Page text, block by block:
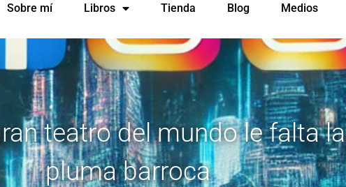
Sobre mí Libros Tienda Blog Medios
teatro del mundo le falta la
pluma barroca